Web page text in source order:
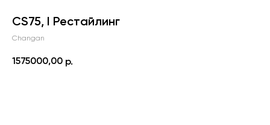
CS75, I Рестайлинг
Changan
1575000,00 р.